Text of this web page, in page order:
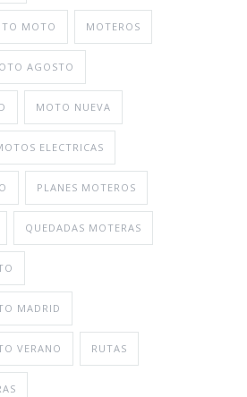
MOTO MOTEROS
AGOSTO
MOTO NUEVA
ELECTRICAS
PLANES MOTEROS
QUEDADAS MOTERAS
MADRID
VERANO RUTAS